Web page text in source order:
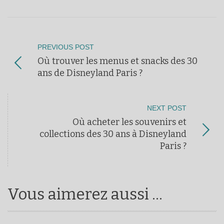
PREVIOUS POST
Où trouver les menus et snacks des 30
ans de Disneyland Paris ?
NEXT POST
Où acheter les souvenirs et
collections des 30 ans à Disneyland
Paris ?
Vous aimerez aussi ...